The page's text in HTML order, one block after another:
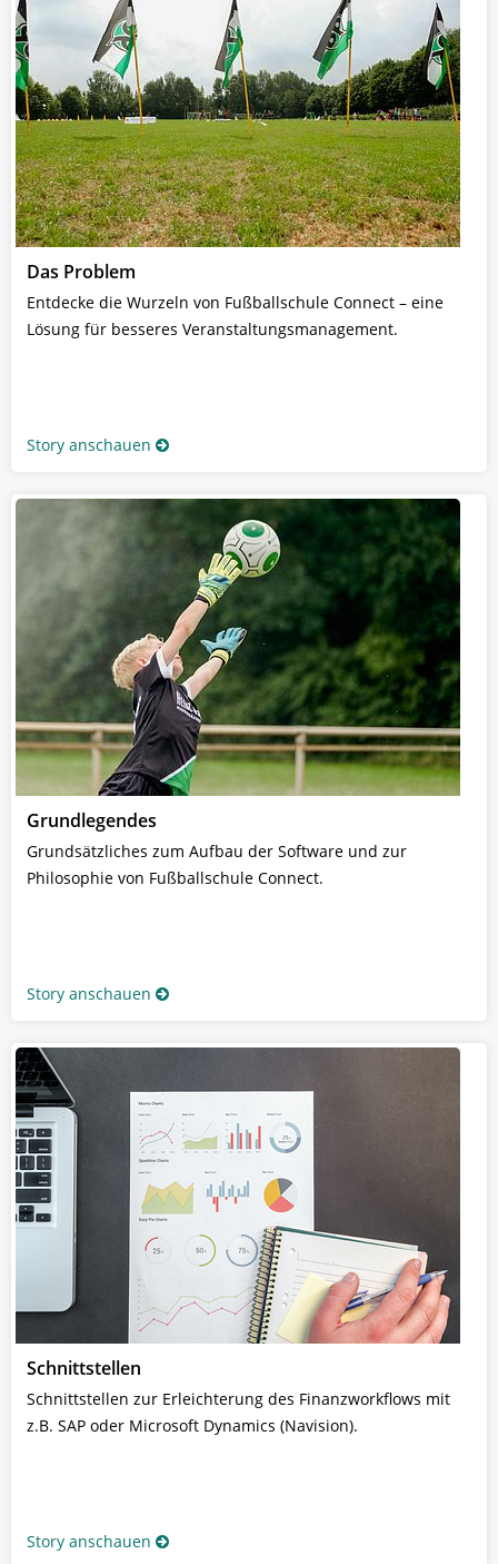
Das Problem
Entdecke die Wurzeln von Fußballschule Connect – eine
Lösung für besseres Veranstaltungsmanagement.
Story anschauen
Grundlegendes
Grundsätzliches zum Aufbau der Software und zur
Philosophie von Fußballschule Connect.
Story anschauen
Schnittstellen
Schnittstellen zur Erleichterung des Finanzworkflows mit
z.B. SAP oder Microsoft Dynamics (Navision).
Story anschauen